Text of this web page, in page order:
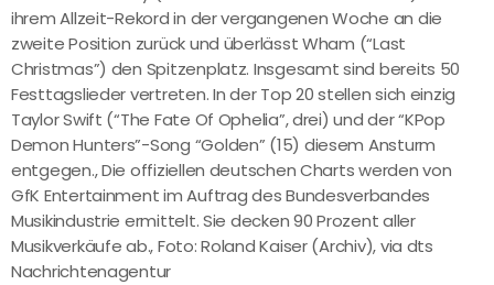
ihrem Allzeit-Rekord in der vergangenen Woche an die
zweite Position zurück und überlässt Wham (“Last
Christmas”) den Spitzenplatz. Insgesamt sind bereits 50
Festtagslieder vertreten. In der Top 20 stellen sich einzig
Taylor Swift (“The Fate Of Ophelia”, drei) und der “KPop
Demon Hunters”-Song “Golden” (15) diesem Ansturm
entgegen., Die offiziellen deutschen Charts werden von
GfK Entertainment im Auftrag des Bundesverbandes
Musikindustrie ermittelt. Sie decken 90 Prozent aller
Musikverkäufe ab., Foto: Roland Kaiser (Archiv), via dts
Nachrichtenagentur